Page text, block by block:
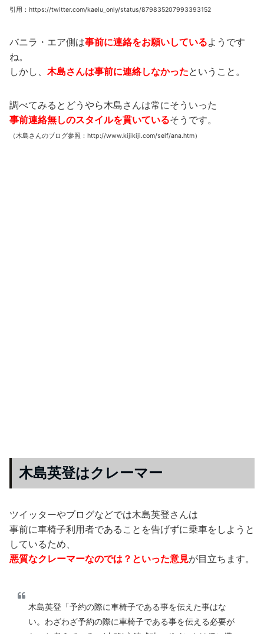
引用：https://twitter.com/kaelu_only/status/879835207993393152
バニラ・エア側は事前に連絡をお願いしているようです
ね。
しかし、 木島さんは事前に連絡しなかったということ。
調べてみるとどうやら木島さんは常にそういった
事前連絡無しのスタイルを貫いているそうです。
（木島さんのブログ参照：http://www.kijikiji.com/self/ana.htm）
木島英登はクレーマー
ツイッターやブログなどでは木島英登さんは
事前に車椅子利用者であることを告げずに乗車をしようと
しているため、
悪質なクレーマーなのでは？といった意見が目立ちます。
木島英登「予約の際に車椅子である事を伝えた事はな
い。わざわざ予約の際に車椅子である事を伝える必要が